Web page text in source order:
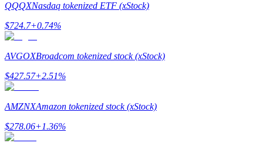
Jalonnement
Des rendements élevés et un accès instantané
QQQXNasdaq tokenized ETF (xStock)
$724.7+0.74%
AVGOXBroadcom tokenized stock (xStock)
$427.57+2.51%
AMZNXAmazon tokenized stock (xStock)
$278.06+1.36%